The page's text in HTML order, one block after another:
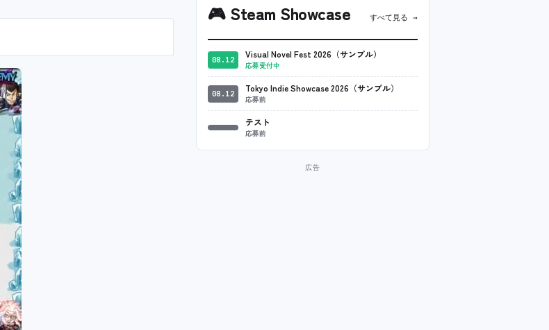
🎮Steam Showcase すべて見る →
08.12 Visual Novel Fest 2026（サンプル）
応募受付中
08.12 Tokyo Indie Showcase 2026（サンプル）
応募前
テスト
応募前